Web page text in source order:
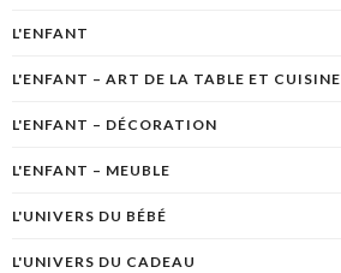
L'ENFANT
L'ENFANT – ART DE LA TABLE ET CUISINE
L'ENFANT – DÉCORATION
L'ENFANT – MEUBLE
L'UNIVERS DU BÉBÉ
L'UNIVERS DU CADEAU